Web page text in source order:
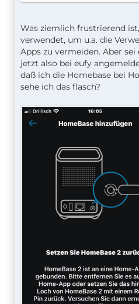
Was ziemlich frustrierend
verwendet, um u.a. die
Apps zu vermeiden. Aber
jetzt also bei eufy
daß ich die Homebase bei
sehe ich das flasch?